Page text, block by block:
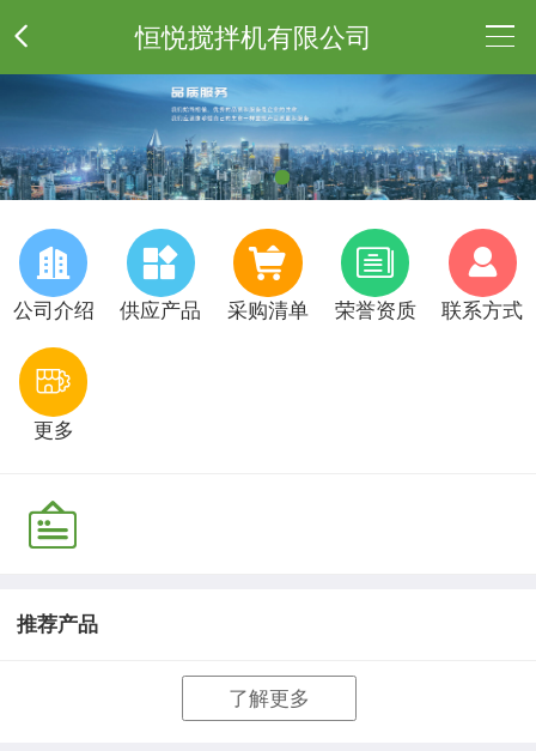
恒悦搅拌机有限公司
司
介
绍
供
应
产
品
采
购
清
荣
誉 联
公司介绍 供应产品 采购清单 荣誉资质 联系方式
更多

推荐产品
了解更多